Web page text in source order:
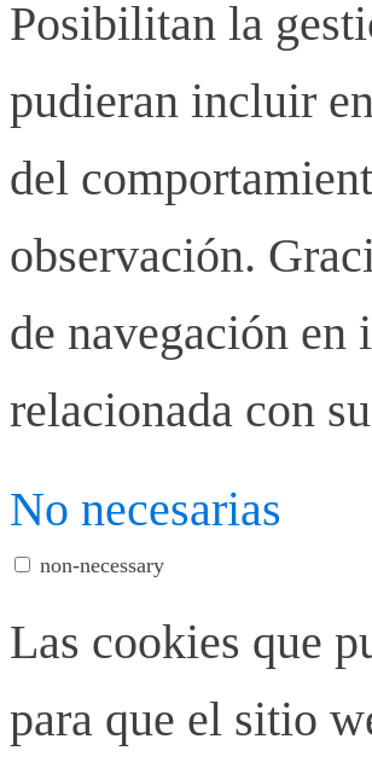
Posibilitan la
pudieran incluir
del
observación.
de navegación
relacionada con
No necesarias
non-necessary
Las cookies que
para que el sitio